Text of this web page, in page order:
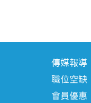
傳媒報導
職位空缺
會員優惠